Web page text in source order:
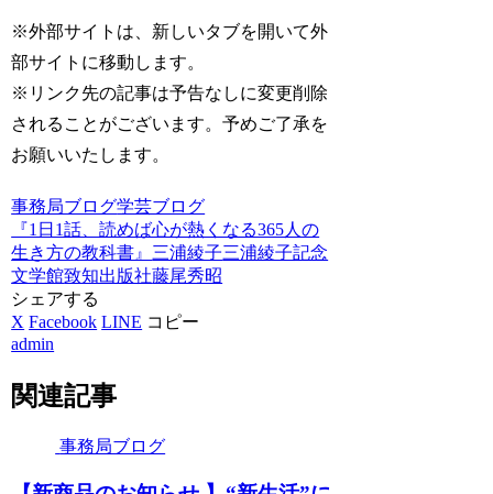
※外部サイトは、新しいタブを開いて外
部サイトに移動します。
※リンク先の記事は予告なしに変更削除
されることがございます。予めご了承を
お願いいたします。
事務局ブログ学芸ブログ
『1日1話、読めば心が熱くなる365人の
生き方の教科書』 三浦綾子三浦綾子記念
文学館致知出版社藤尾秀昭
シェアする
X Facebook LINE コピー
admin
関連記事
事務局ブログ